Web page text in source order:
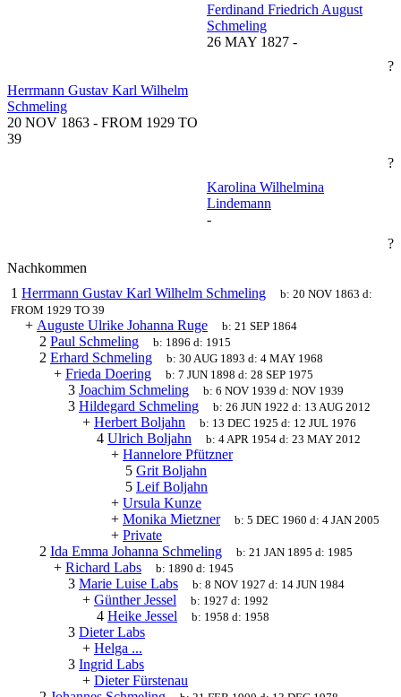
Ferdinand Friedrich August
Schmeling
26 MAY 1827 -
?
Herrmann Gustav Karl Wilhelm
Schmeling
20 NOV 1863 - FROM 1929 TO
39
?
Karolina Wilhelmina
Lindemann
-
?
Nachkommen
1 Herrmann Gustav Karl Wilhelm Schmeling b:20 NOV 1863 d:
FROM 1929 TO 39
+ Auguste Ulrike Johanna Ruge b:21 SEP 1864
2 Paul Schmeling b: 1896 d: 1915
2 Erhard Schmeling b:30 AUG 1893 d:4 MAY 1968
+ Frieda Doering b:7 JUN 1898 d:28 SEP 1975
3 Joachim Schmeling b:6 NOV 1939 d:NOV 1939
3 Hildegard Schmeling b:26 JUN 1922 d: 13 AUG 2012
+ Herbert Boljahn b: 13 DEC 1925 d: 12 JUL 1976
4 Ulrich Boljahn b:4 APR 1954 d:23 MAY 2012
+ Hannelore Pfützner
5 Grit Boljahn
5 Leif Boljahn
+ Ursula Kunze
+ Monika Mietzner b:5 DEC 1960 d:4 JAN 2005
+ Private
2 Ida Emma Johanna Schmeling b:21 JAN 1895 d: 1985
+ Richard Labs b: 1890 d: 1945
3 Marie Luise Labs b:8 NOV 1927 d: 14 JUN 1984
+ Günther Jessel b: 1927 d: 1992
4 Heike Jessel b: 1958 d: 1958
3 Dieter Labs
+ Helga ...
3 Ingrid Labs
+ Dieter Fürstenau